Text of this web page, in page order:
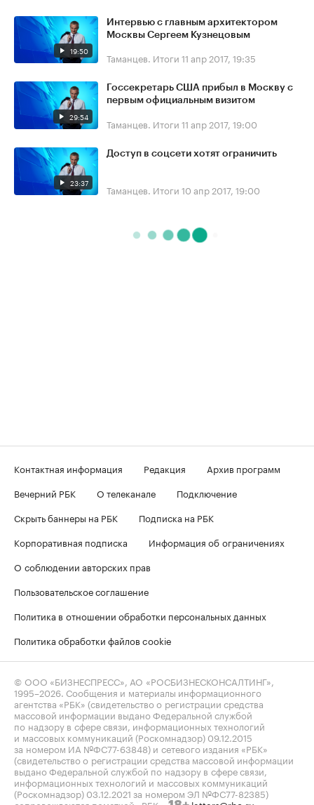
19:50
Интервью с главным архитектором
Москвы Сергеем Кузнецовым
Таманцев. Итоги 11 апр 2017, 19:35
29:54
Госсекретарь США прибыл в Москву с
первым официальным визитом
Таманцев. Итоги 11 апр 2017, 19:00
23:37
Доступ в соцсети хотят ограничить
Таманцев. Итоги 10 апр 2017, 19:00
Контактная информация Редакция
Архив программ
Вечерний РБК
О телеканале
Подключение
Скрыть баннеры на РБК
Подписка на РБК
Корпоративная подписка
Информация об ограничениях
О соблюдении авторских прав
Пользовательское соглашение
Политика в отношении обработки персональных данных
Политика обработки файлов cookie
© ООО «БИЗНЕСПРЕСС», АО «РОСБИЗНЕСКОНСАЛТИНГ»,
1995–2026 . Сообщения и материалы информационного
агентства «РБК» (свидетельство о регистрации средства
массовой информации выдано Федеральной службой
по надзору в сфере связи, информационных технологий
и массовых коммуникаций (Роскомнадзор) 09.12.2015
за номером ИА №ФС77-63848) и сетевого издания «РБК»
(свидетельство о регистрации средства массовой информации
выдано Федеральной службой по надзору в сфере связи,
информационных технологий и массовых коммуникаций
(Роскомнадзор) 03.12.2021 за номером ЭЛ №ФС77-82385)